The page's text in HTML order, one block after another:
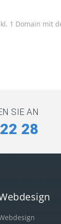
1 Domain mit
SIE AN
28